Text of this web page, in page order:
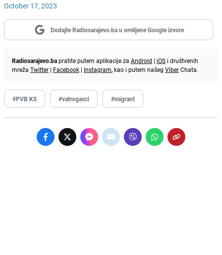
October 17, 2023
Dodajte Radiosarajevo.ba u omiljene Google izvore
Radiosarajevo.bapratite putem aplikacije za Android | iOS i društvenih
mreža Twitter | Facebook | Instagram, kao i putem našeg ViberChata.
#PVB KS #vatrogasci #migrant